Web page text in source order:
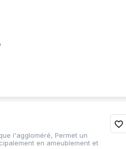
l'aggloméré, Permet un
en ameublement et